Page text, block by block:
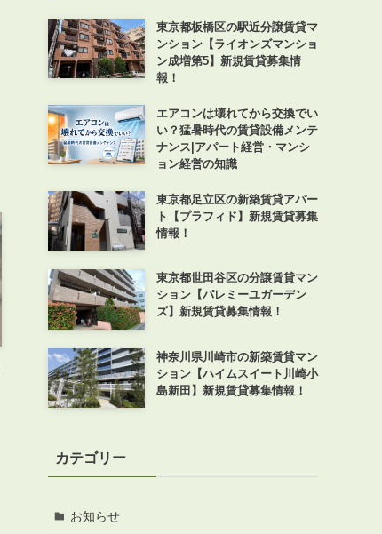
東京都板橋区の駅近分譲賃貸マ
ンション【ライオンズマンショ
ン成増第5】新規賃貸募集情
報！
エアコンは壊れてから交換でい
い？猛暑時代の賃貸設備メンテ
ナンス|アパート経営・マンシ
ョン経営の知識
東京都足立区の新築賃貸アパー
ト【プラフィド】新規賃貸募集
情報！
東京都世田谷区の分譲賃貸マン
ション【パレミーユガーデン
ズ】新規賃貸募集情報！
神奈川県川崎市の新築賃貸マン
ション【ハイムスイート川崎小
島新田】新規賃貸募集情報！
カテゴリー
お知らせ